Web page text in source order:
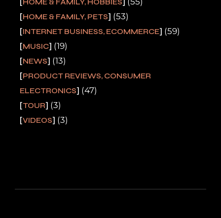
HOME & FAMILY, HOBBIES
HOME & FAMILY, PETS (53)
INTERNET BUSINESS, ECOMMERCE (59)
MUSIC (19)
NEWS (13)
PRODUCT REVIEWS, CONSUMER
ELECTRONICS (47)
TOUR (3)
VIDEOS (3)